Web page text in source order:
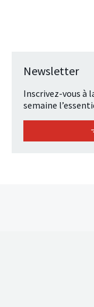
Newsletter
Inscrivez-vous à
semaine